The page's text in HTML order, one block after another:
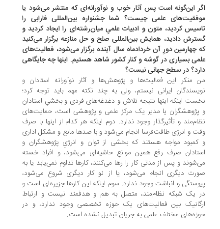
این‌گونه است پس آثار خوب و نوآورانه‌ای که منتشر می‌شود یا
علمی چیست؟ شما جشنواره بین‌المللی فارابی را
کردید، متون و ادبیات علمیِ میان‌رشته‌ای را ایجاد کردید و
دادید، همایش بین‌المللی صلح و حل منازعه برگزار می‌کنید
چهارمین دورِ آن خردادماه سال آینده برگزار می‌شود، فعالیت‌های
بسیاری در گوشه و کنار کشور شاهد هستیم. اینها چه جایگاهی
در سطح جهانی نیست؟
منکر این فعالیت‌ها و پژوهش‌‌ها و آثار نوآورانه استادان و
ایرانی نیستم، ولی به چند نکته مهم باید توجه کرد؛
اینکه اینها نتیجه تلاش و دغدغه‌های فردی و بخشیِ استادان
یا مدیر یک مرکز علمی و پژوهشی است، حمایت‌‌های
و تأثیرگذار وجود ندارد. دوم اینکه هر کدام از اینها با صرف
و انرژی طاقت‌فرسا انجام می‌شود و با صدها مانع و مشکل اداری
مواجه هستند که بخشی از توان و انرژیِ پژوهشگران و
صرف رفع همین موانعِ حاشیه‌ای می‌شود، و افراد خسته
و پس از مدتی کار را رها می‌کنند، کارها تداوم نمی‌یابد یا به
دیگری انجام می‌شود، یا از نو کار دیگری شروع می‌شود،
و انباشت وجود ندارد. سوم اینکه این کارها جزیره‌ای است و
یک شبکه نظام‌مند، متصل به هم و هدفمند نیست و ارتباط
بین فعالیت‌های یک حوزه تخصصی وجود ندارد، و در
مختلف علمی به جریان تبدیل نشده است.